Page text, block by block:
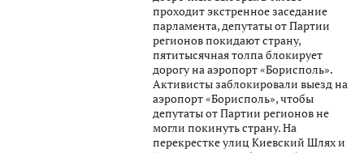
проходит экстренное заседание
парламента, депутаты от Партии
регионов покидают страну,
пятитысячная толпа блокирует
дорогу на аэропорт «Борисполь».
Активисты заблокировали выезд на
аэропорт «Борисполь», чтобы
депутаты от Партии регионов не
могли покинуть страну. На
перекрестке улиц Киевский Шлях и